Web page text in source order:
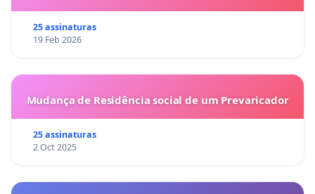
25 assinaturas
19 Feb 2026
Mudança de Residência social de um Prevaricador
25 assinaturas
2 Oct 2025